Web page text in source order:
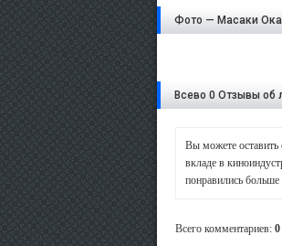
Фото — Масаки
Всево 0 Отзывы об
Вы можете оставить
вкладе в
понравились больше
Всего комментариев: 0